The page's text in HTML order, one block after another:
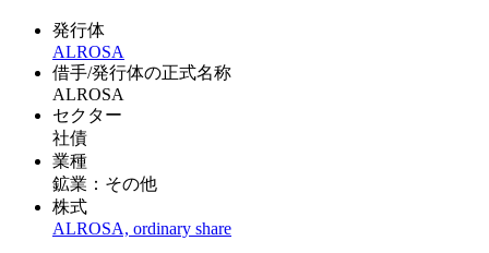
発行体
ALROSA
借手/発行体の正式名称
ALROSA
セクター
社債
業種
鉱業：その他
株式
ALROSA, ordinary share